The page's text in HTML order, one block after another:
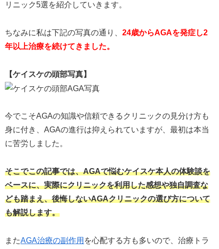
リニック5選を紹介していきます。
ちなみに私は下記の写真の通り、 24歳からAGAを発症し2
年以上治療を続けてきました。
【ケイスケの頭部写真】
今でこそAGAの知識や信頼できるクリニックの見分け方も
身に付き、AGAの進行は抑えられていますが、最初は本当
に苦労しました。
そこでこの記事では、AGAで悩むケイスケ本人の体験談を
ベースに、実際にクリニックを利用した感想や独自調査な
ども踏まえ、後悔しないAGAクリニックの選び方について
も解説します。
またAGA治療の副作用 を心配する方も多いので、治療トラ